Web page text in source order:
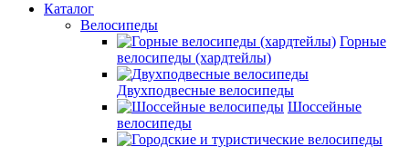
Каталог
Велосипеды
Горные
велосипеды (хардтейлы)
Двухподвесные велосипеды
Шоссейные
велосипеды